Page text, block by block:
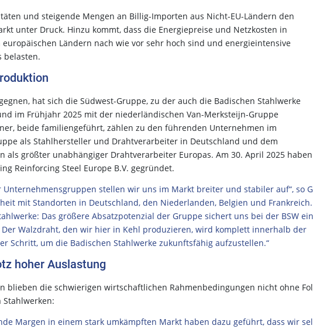
und steigende Mengen an Billig-Importen aus Nicht-EU-Ländern den
unter Druck. Hinzu kommt, dass die Energiepreise und Netzkosten in
Ländern nach wie vor sehr hoch sind und energieintensive
belasten.
hat sich die Südwest-Gruppe, zu der auch die Badischen Stahlwerke
im Frühjahr 2025 mit der niederländischen Van-Merksteijn-Gruppe
beide familiengeführt, zählen zu den führenden Unternehmen im
als Stahlhersteller und Drahtverarbeiter in Deutschland und dem
als größter unabhängiger Drahtverarbeiter Europas. Am 30. April 2025 haben
Reinforcing Steel Europe B.V. gegründet.
stellen wir uns im Markt breiter und stabiler auf“, so
mit Standorten in Deutschland, den Niederlanden, Belgien und Frankreich.
Das größere Absatzpotenzial der Gruppe sichert uns bei der BSW
Walzdraht, den wir hier in Kehl produzieren, wird komplett innerhalb der
Schritt, um die Badischen Stahlwerke zukunftsfähig aufzustellen.“
hoher Auslastung
blieben die schwierigen wirtschaftlichen Rahmenbedingungen nicht ohne
Margen in einem stark umkämpften Markt haben dazu geführt, dass wir